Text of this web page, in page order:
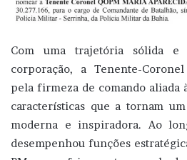
Com uma trajetória sólida e
corporação, a Tenente-
pela firmeza de comando aliada
características que a tornam
moderna e inspiradora. Ao
desempenhou funções